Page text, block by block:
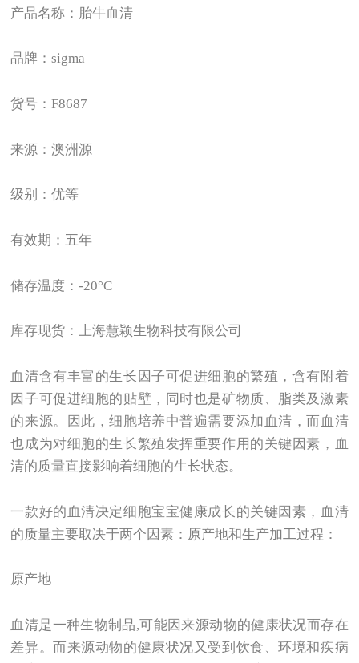
产品名称：胎牛血清
品牌：sigma
货号：F8687
来源：澳洲源
级别：优等
有效期：五年
储存温度：-20°C
库存现货：上海慧颖生物科技有限公司
血清含有丰富的生长因子可促进细胞的繁殖，含有附着
因子可促进细胞的贴壁，同时也是矿物质、脂类及激素
的来源。因此，细胞培养中普遍需要添加血清，而血清
也成为对细胞的生长繁殖发挥重要作用的关键因素，血
清的质量直接影响着细胞的生长状态。
一款好的血清决定细胞宝宝健康成长的关键因素，血清
的质量主要取决于两个因素：原产地和生产加工过程：
原产地
血清是一种生物制品,可能因来源动物的健康状况而存在
差异。而来源动物的健康状况又受到饮食、环境和疾病